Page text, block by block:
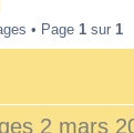
• Page 1 sur 1
2 mars